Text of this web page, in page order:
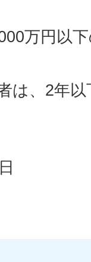
万円以
は、2年